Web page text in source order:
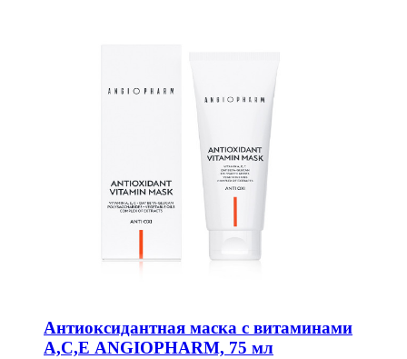
Антиоксидантная маска с витаминами
А,С,Е ANGIOPHARM, 75 мл